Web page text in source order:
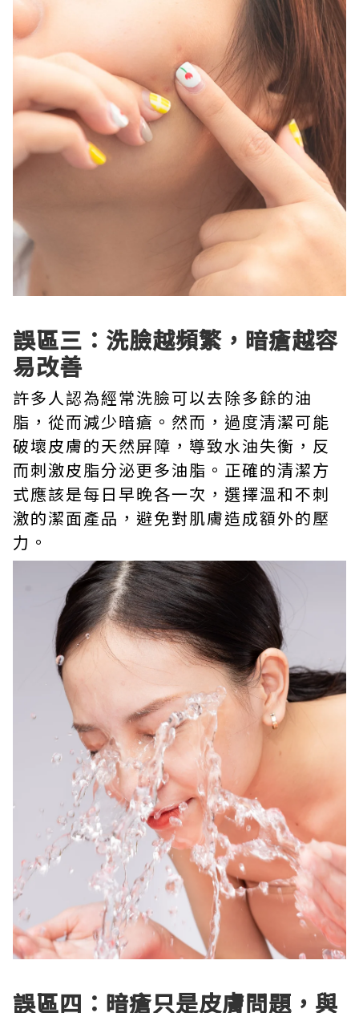
誤區三：洗臉越頻繁，暗瘡越容
易改善
許多人認為經常洗臉可以去除多餘的油
脂，從而減少暗瘡。然而，過度清潔可能
破壞皮膚的天然屏障，導致水油失衡，反
而刺激皮脂分泌更多油脂。正確的清潔方
式應該是每日早晚各一次，選擇溫和不刺
激的潔面產品，避免對肌膚造成額外的壓
力。
誤區四：暗瘡只是皮膚問題，與